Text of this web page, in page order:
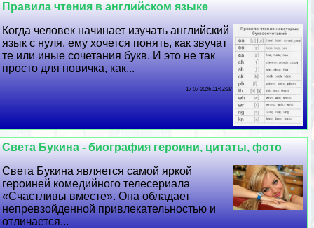
Правила чтения в английском языке
Когда человек начинает изучать английский
язык с нуля, ему хочется понять, как звучат
те или иные сочетания букв. И это не так
просто для новичка, как...
17 07 2026 11:43:28
Света Букина - биография героини, цитаты, фото
Света Букина является самой яркой
героиней комедийного телесериала
«Счастливы вместе». Она обладает
непревзойденной привлекательностью и
отличается...